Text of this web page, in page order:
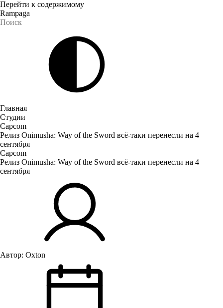
Перейти к содержимому
Rampaga
Главная
Студии
Capcom
Релиз Onimusha: Way of the Sword всё-таки перенесли на 4
сентября
Capcom
Релиз Onimusha: Way of the Sword всё-таки перенесли на 4
сентября
Автор: Oxton